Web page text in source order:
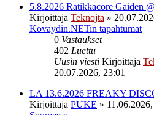
5.8.2026 Ratikkacore Gaiden
Kirjoittaja Teknojta »
Kovaydin.NETin tapahtumat
0 Vastaukset
402 Luettu
Uusin viesti Kirjoittaja
20.07.2026, 23:01
LA 13.6.2026 FREAKY
Kirjoittaja PUKE »